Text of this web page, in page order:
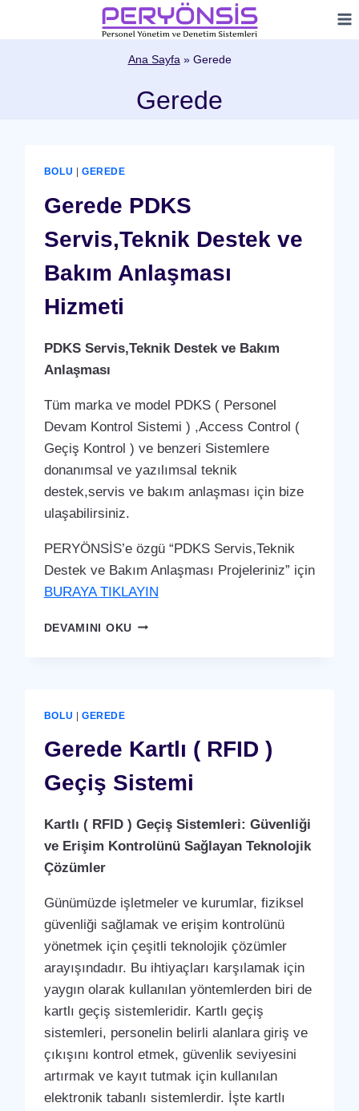
Ana Sayfa» Gerede
Gerede
BOLU | GEREDE
Gerede PDKS
Servis,Teknik Destek ve
Bakım Anlaşması
Hizmeti
PDKS Servis,Teknik Destek ve Bakım
Anlaşması
Tüm marka ve model PDKS ( Personel
Devam Kontrol Sistemi ) ,Access Control (
Geçiş Kontrol ) ve benzeri Sistemlere
donanımsal ve yazılımsal teknik
destek,servis ve bakım anlaşması için bize
ulaşabilirsiniz.
PERYÖNSİS’e özgü “PDKS Servis,Teknik
Destek ve Bakım Anlaşması Projeleriniz” için
BURAYA TIKLAYIN
DEVAMINI OKUGEREDE
HIZMETI
BOLU | GEREDE
Gerede Kartlı ( RFID )
Geçiş Sistemi
Kartlı ( RFID ) Geçiş Sistemleri: Güvenliği
ve Erişim Kontrolünü Sağlayan Teknolojik
Çözümler
Günümüzde işletmeler ve kurumlar, fiziksel
güvenliği sağlamak ve erişim kontrolünü
yönetmek için çeşitli teknolojik çözümler
arayışındadır. Bu ihtiyaçları karşılamak için
yaygın olarak kullanılan yöntemlerden biri de
kartlı geçiş sistemleridir. Kartlı geçiş
sistemleri, personelin belirli alanlara giriş ve
çıkışını kontrol etmek, güvenlik seviyesini
artırmak ve kayıt tutmak için kullanılan
elektronik tabanlı sistemlerdir. İşte kartlı